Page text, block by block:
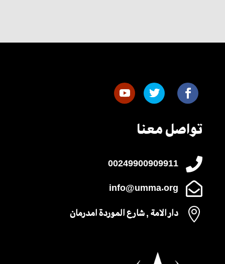
تواصل معنا

00249900909911

info@umma.org
 دار الامة , شارع الموردة امدرمان